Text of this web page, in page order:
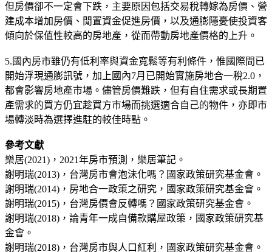
但房價卻不一定會下跌，主要原因包括交易稅轉嫁為房價、營
建成本增加房價、閒置資金促進房價，以及通膨隱憂使投資客
傾向於保值性較高的房地產，從而帶動房地產價格的上升。
5.國內房市雖仍有低利率與資金寬鬆等有利條件，惟國際間已
開始浮現通膨訊號，加上國內7月已開始實施房地合一稅2.0，
都會影響房地產市場。儘管房價難跌，但有自住需求或長期置
產需求的買方仍宜趁買方市場而挑選適合自己的物件，亦即市
場轉淡時為選擇進駐的較佳時點。
參考文獻
樂居(2021)，2021年房市預測，樂居筆記。
謝明瑞(2013)，台灣房市會泡沬化嗎？國家政策研究基金會。
謝明瑞(2014)，房地合一政策之研究，國家政策研究基金會。
謝明瑞(2015)，台灣房價會反轉嗎？國家政策研究基金會。
謝明瑞(2018)，論青年一成自備款購屋政策，國家政策研究基
金會。
謝明瑞(2018)，台灣房市與人口紅利，國家政策研究基金會。